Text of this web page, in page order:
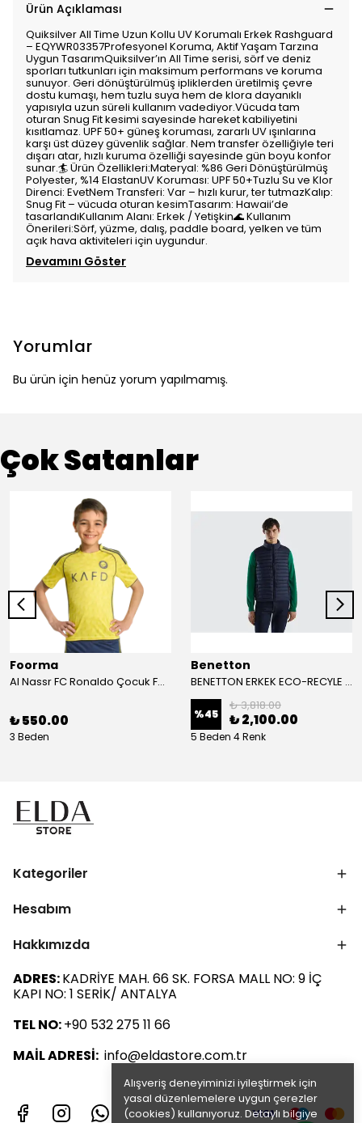
Alışveriş deneyiminizi iyileştirmek için
yasal düzenlemelere uygun çerezler
(cookies) kullanıyoruz. Detaylı bilgiye
Ürün Açıklaması
Quiksilver All Time Uzun Kollu UV Korumalı Erkek Rashguard
– EQYWR03357Profesyonel Koruma, Aktif Yaşam Tarzına
Uygun TasarımQuiksilver’ın All Time serisi, sörf ve deniz
sporları tutkunları için maksimum performans ve koruma
sunuyor. Geri dönüştürülmüş ipliklerden üretilmiş çevre
dostu kumaşı, hem tuzlu suya hem de klora dayanıklı
yapısıyla uzun süreli kullanım vadediyor.Vücuda tam
oturan Snug Fit kesimi sayesinde hareket kabiliyetini
kısıtlamaz. UPF 50+ güneş koruması, zararlı UV ışınlarına
karşı üst düzey güvenlik sağlar. Nem transfer özelliğiyle teri
dışarı atar, hızlı kuruma özelliği sayesinde gün boyu konfor
sunar.🏄 Ürün Özellikleri:Materyal: %86 Geri Dönüştürülmüş
Polyester, %14 ElastanUV Koruması: UPF 50+Tuzlu Su ve Klor
Direnci: EvetNem Transferi: Var – hızlı kurur, ter tutmazKalıp:
Snug Fit – vücuda oturan kesimTasarım: Hawaii’de
tasarlandıKullanım Alanı: Erkek / Yetişkin🌊 Kullanım
Önerileri:Sörf, yüzme, dalış, paddle board, yelken ve tüm
açık hava aktiviteleri için uygundur.
Devamını Göster
Yorumlar
Bu ürün için henüz yorum yapılmamış.
Çok Satanlar
Foorma
Al Nassr FC Ronaldo Çocuk Forma 2'li Takım(Şort/T-Shirt)
₺ 550.00
3 Beden
Benetton
BENETTON ERKEK ECO-RECYLE DOLGULU PUFA YELEK
%45
₺ 3,818.00
₺ 2,100.00
5 Beden 4 Renk
Kategoriler
Hesabım
Hakkımızda
ADRES:KADRİYE MAH. 66 SK. FORSA MALL NO: 9 İÇ
KAPI NO: 1 SERİK/ ANTALYA
TEL NO:+90 532 275 11 66
MAİL ADRESİ: info@eldastore.com.tr